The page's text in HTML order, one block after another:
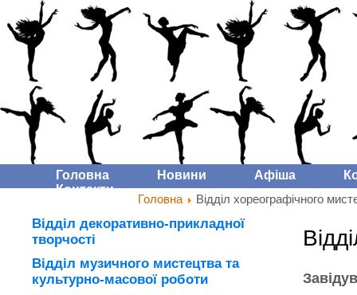
Головна Новини Афіша
Контакти
Головна Відділ хореографічного
Відділ декоративно-прикладної
творчості
Відділ музичного мистецтва та
культурно-масової роботи